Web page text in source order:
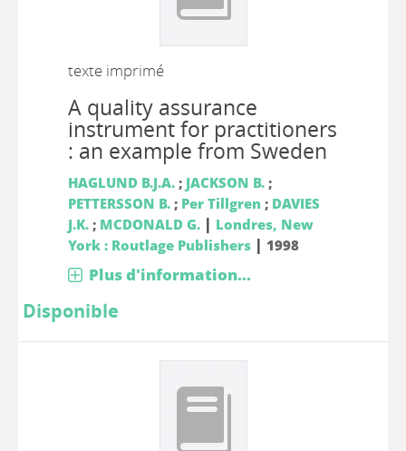
texte imprimé
A quality assurance
instrument for practitioners
: an example from Sweden
HAGLUND B.J.A.; JACKSON B.;
PETTERSSON B.; Per Tillgren ; DAVIES
J.K.; MCDONALD G. | Londres, New
York : Routlage Publishers| 1998
Plus d'information...
Disponible